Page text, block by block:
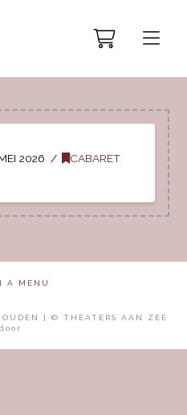
2026 CABARET
A MENU
| © THEATERS AAN ZEE